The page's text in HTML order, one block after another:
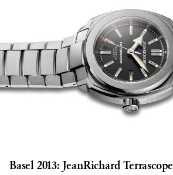
Basel 2013: JeanRichard Terrascope